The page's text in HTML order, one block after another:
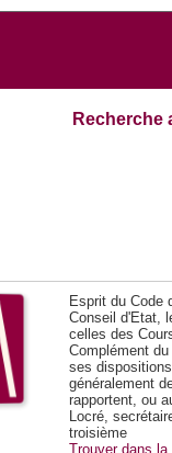
Recherche
Esprit du Code
Conseil d'Etat,
celles des
Complément
ses
généralement
rapportent, ou
Locré,
troisième
Trouver dans